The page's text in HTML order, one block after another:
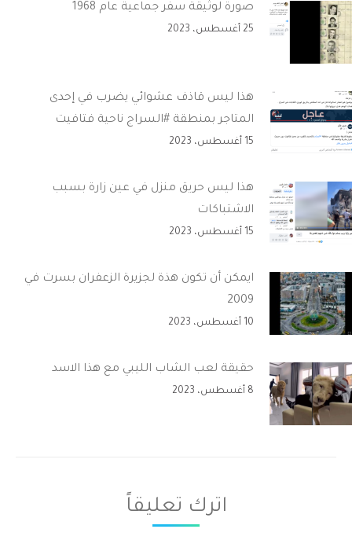
صورة لوثيقة سفر جماعية عام 1968
25 أغسطس، 2023
هذا ليس قاذف عشوائي يضرب في إحدى
المتاجر بمنطقة #السراج ناحية فتافيت
15 أغسطس، 2023
هذا ليس حريق منزل في عين زارة بسبب
الاشتباكات
15 أغسطس، 2023
ايمكن أن تكون هذة لجزيرة الزعفران بسرت في
2009
10 أغسطس، 2023
حقيقة لعب الشاب الليبي مع هذا الاسد
8 أغسطس، 2023
اترك تعليقاً